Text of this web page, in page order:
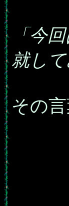
「今
就し
その